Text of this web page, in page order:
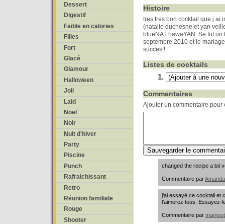
Dessert
Digestif
Faible en calories
Filles
Fort
Glacé
Glamour
Halloween
Joli
Laid
Noel
Noir
Nuit d'hiver
Party
Piscine
Punch
Rafraichissant
Retro
Réunion familiale
Rouge
Shooter
Histoire
tres tres bon cocktail que j ai
(natalie duchesne et yan
blueNAT hawaYAN. Se fut
septembre 2010 et le
succes!!
Listes de cocktails
Commentaires
Ajouter un commentaire pour
changed the recipe a bit
Commentaire par
j'ai essayé ce cocktail et
l'aimerez tous. Essayez-
Commentaire par